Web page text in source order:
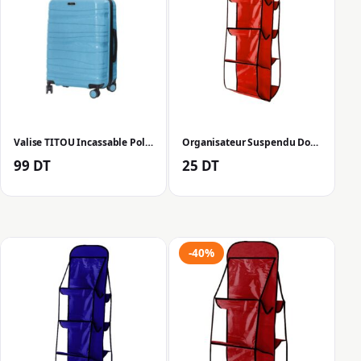
Valise TITOU Incassable Polypropylene Moyenne 70 cm – Bleu Ciel Mat
99 DT
Organisateur Suspendu Double Face Pour Sac à Main 8 Poches – Rouge Vive
25 DT
-40%